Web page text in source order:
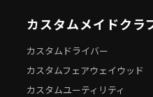
カスタムメイドクラ
カスタムドライバー
カスタムフェアウェイウッド
カスタムユーティリティ